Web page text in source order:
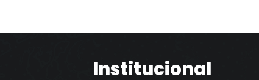
Institucional